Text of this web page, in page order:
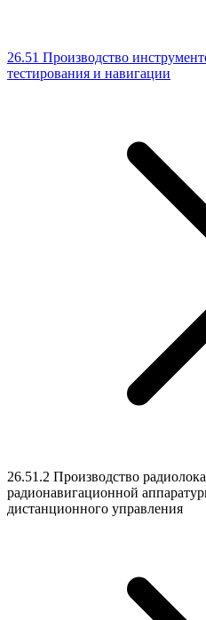
26.51 Производство
тестирования и навигации
26.51.2 Производство
радионавигационной
дистанционного управления